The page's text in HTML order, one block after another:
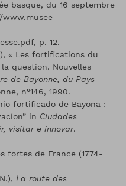
basque, du 16 septembre
www.musee-
p. 12.
« Les fortifications du
question. Nouvelles
de Bayonne, du Pays
n°146, 1990.
fortificado de Bayona :
in Ciudades
visitar e innovar.
fortes de France (1774-
La route des